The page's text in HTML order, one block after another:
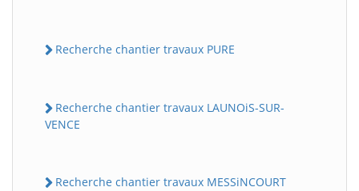
Recherche chantier travaux PURE
Recherche chantier travaux LAUNOiS-SUR-
VENCE
Recherche chantier travaux MESSiNCOURT